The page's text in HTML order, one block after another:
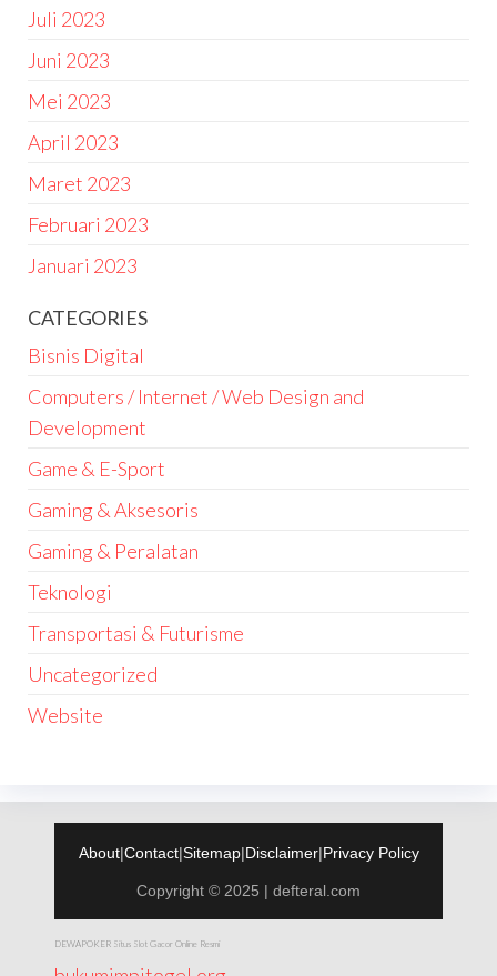
Juli 2023
Juni 2023
Mei 2023
April 2023
Maret 2023
Februari 2023
Januari 2023
CATEGORIES
Bisnis Digital
Computers / Internet / Web Design and
Development
Game & E-Sport
Gaming & Aksesoris
Gaming & Peralatan
Teknologi
Transportasi & Futurisme
Uncategorized
Website
About|Contact|Sitemap|Disclaimer|Privacy Policy
Copyright © 2025 | defteral.com
DEWAPOKER Situs Slot Gacor Online Resmi